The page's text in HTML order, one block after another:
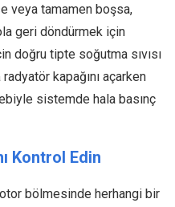
veya tamamen boşsa,
geri döndürmek için
doğru tipte soğutma sıvısı
radyatör kapağını açarken
sistemde hala basınç
Kontrol Edin
bölmesinde herhangi bir